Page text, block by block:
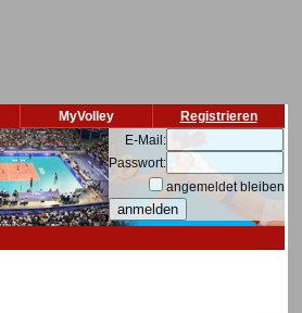
Registrieren
MyVolley
E-Mail:
Passwort:
angemeldet bleiben